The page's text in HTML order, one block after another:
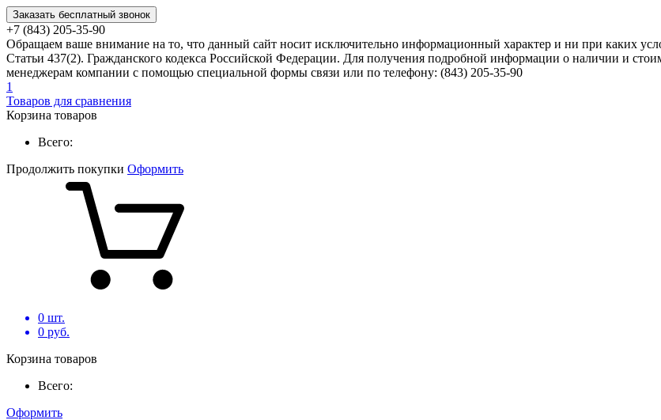
Заказать бесплатный звонок
+7 (843) 205-35-90
Обращаем ваше внимание на то, что данный сайт носит исключительно информационный характер и ни при каких
Статьи 437(2). Гражданского кодекса Российской Федерации. Для получения подробной информации о наличии и
менеджерам компании с помощью специальной формы связи или по телефону: (843) 205-35-90
1
Товаров для сравнения
Корзина товаров
Всего:
Продолжить покупки Оформить
0 шт.
0 руб.
Корзина товаров
Всего:
Оформить